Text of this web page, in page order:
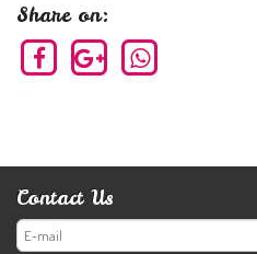
Share on:
Contact Us